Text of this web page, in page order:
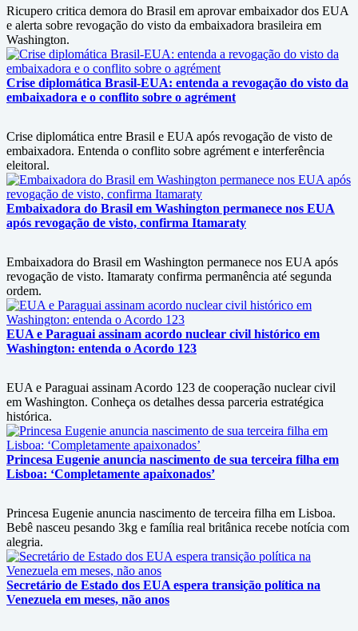
Ricupero critica demora do Brasil em aprovar embaixador dos EUA
e alerta sobre revogação do visto da embaixadora brasileira em
Washington.
Crise diplomática Brasil-EUA: entenda a revogação do visto da
embaixadora e o conflito sobre o agrément
Crise diplomática entre Brasil e EUA após revogação de visto de
embaixadora. Entenda o conflito sobre agrément e interferência
eleitoral.
Embaixadora do Brasil em Washington permanece nos EUA
após revogação de visto, confirma Itamaraty
Embaixadora do Brasil em Washington permanece nos EUA após
revogação de visto. Itamaraty confirma permanência até segunda
ordem.
EUA e Paraguai assinam acordo nuclear civil histórico em
Washington: entenda o Acordo 123
EUA e Paraguai assinam Acordo 123 de cooperação nuclear civil
em Washington. Conheça os detalhes dessa parceria estratégica
histórica.
Princesa Eugenie anuncia nascimento de sua terceira filha em
Lisboa: ‘Completamente apaixonados’
Princesa Eugenie anuncia nascimento de terceira filha em Lisboa.
Bebê nasceu pesando 3kg e família real britânica recebe notícia com
alegria.
Secretário de Estado dos EUA espera transição política na
Venezuela em meses, não anos